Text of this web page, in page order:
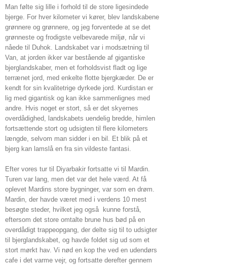
Man følte sig lille i forhold til de store ligesindede
bjerge. For hver kilometer vi kører, blev landskabene
grønnere og grønnere, og jeg forventede at se det
grønneste og frodigste velbevarede miljø, når vi
nåede til Duhok. Landskabet var i modsætning til
Van, at jorden ikker var bestående af gigantiske
bjerglandskaber, men et forholdsvist fladt og lige
terrænet jord, med enkelte flotte bjergkæder. De er
kendt for sin kvalitetrige dyrkede jord. Kurdistan er
lig med gigantisk og kan ikke sammenlignes med
andre. Hvis noget er stort, så er det skyernes
overdådighed, landskabets uendelig bredde, himlen
fortsættende stort og udsigten til flere kilometers
længde, selvom man sidder i en bil. Et blik på et
bjerg kan lamslå en fra sin vildeste fantasi.
Efter vores tur til Diyarbakir fortsatte vi til Mardin.
Turen var lang, men det var det hele værd. At få
oplevet Mardins store bygninger, var som en drøm.
Mardin, der havde været med i verdens 10 mest
besøgte steder, hvilket jeg også kunne forstå,
eftersom det store omtalte brune hus bød på en
overdådigt trappeopgang, der delte sig til to udsigter
til bjerglandskabet, og havde foldet sig ud som et
stort mørkt hav. Vi nød en kop the ved en udendørs
cafe i det varme vejr, og fortsatte derefter gennem